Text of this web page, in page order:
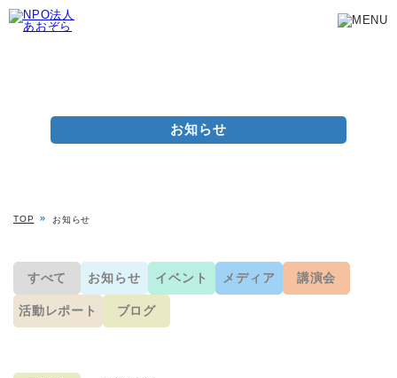
お知らせ
TOP お知らせ
すべて お知らせ イベント メディア 講演会
活動レポート ブログ